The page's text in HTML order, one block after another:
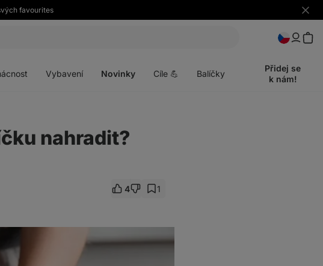
favourites
Skrýt
Vybavení Novinky Cíle 💪 Balíčky
Přidej se
k nám!
nahradit?
4 1